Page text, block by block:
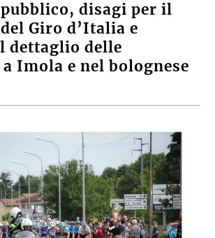
disagi per il
Giro d’Italia e
dettaglio delle
Imola e nel bolognese